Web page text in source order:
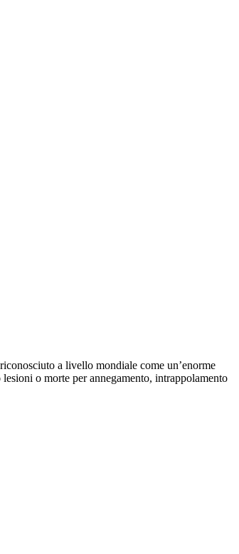
a livello mondiale come un’enorme
o morte per annegamento, intrappolamento